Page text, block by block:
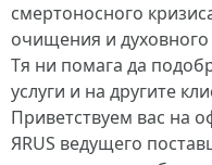
смертоносного
очищения и
Тя ни помага да
услуги и на другите
Приветствуем вас на
ЯRUS ведущего